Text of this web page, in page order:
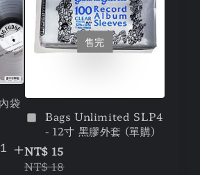
袋
+
售完
Bags Unlimited SLP4
- 12寸 黑膠外套 (單購)
NT$ 15
NT$ 18